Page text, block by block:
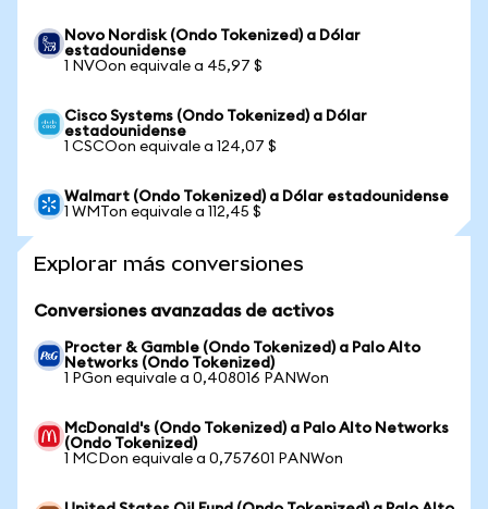
Novo Nordisk (Ondo Tokenized) a Dólar
estadounidense
1 NVOon equivale a 45,97 $
Cisco Systems (Ondo Tokenized) a Dólar
estadounidense
1 CSCOon equivale a 124,07 $
Walmart (Ondo Tokenized) a Dólar estadounidense
1 WMTon equivale a 112,45 $
Explorar más conversiones
Conversiones avanzadas de activos
Procter & Gamble (Ondo Tokenized) a Palo Alto
Networks (Ondo Tokenized)
1 PGon equivale a 0,408016 PANWon
McDonald's (Ondo Tokenized) a Palo Alto Networks
(Ondo Tokenized)
1 MCDon equivale a 0,757601 PANWon